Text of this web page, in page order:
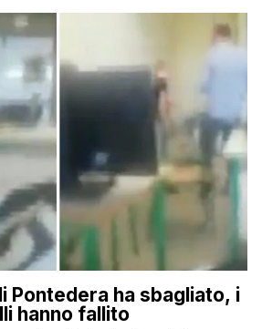
Pontedera ha sbagliato, i
hanno fallito